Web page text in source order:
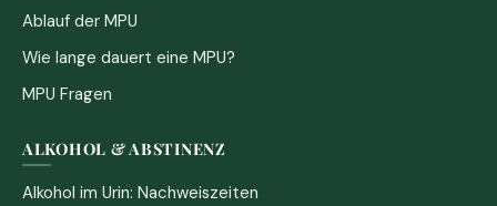
Ablauf der MPU
Wie lange dauert eine MPU?
MPU Fragen
ALKOHOL & ABSTINENZ
Alkohol im Urin: Nachweiszeiten